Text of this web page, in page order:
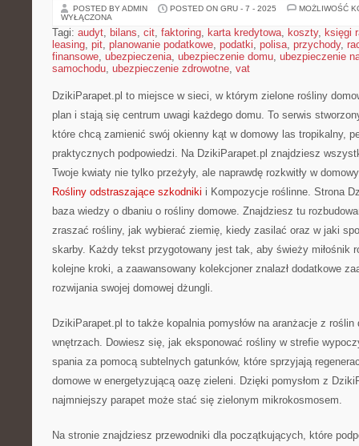
POSTED BY ADMIN POSTED ON GRU - 7 - 2025
MOŻLIWOŚĆ
WYŁĄCZONA
Tagi: audyt, bilans, cit, faktoring, karta kredytowa, koszty, księgi
leasing, pit, planowanie podatkowe, podatki, polisa, przychody,
finansowe, ubezpieczenia, ubezpieczenie domu, ubezpieczenie
samochodu, ubezpieczenie zdrowotne, vat
DzikiParapet.pl to miejsce w sieci, w którym zielone rośliny
plan i stają się centrum uwagi każdego domu. To serwis
które chcą zamienić swój okienny kąt w domowy las tropikalny,
praktycznych podpowiedzi. Na DzikiParapet.pl znajdziesz
Twoje kwiaty nie tylko przeżyły, ale naprawdę rozkwitły w
Rośliny odstraszające szkodniki i Kompozycje roślinne. Strona
baza wiedzy o dbaniu o rośliny domowe. Znajdziesz tu
zraszać rośliny, jak wybierać ziemię, kiedy zasilać oraz w jaki
skarby. Każdy tekst przygotowany jest tak, aby świeży miłośnik
kolejne kroki, a zaawansowany kolekcjoner znalazł dodatkowe
rozwijania swojej domowej dżungli.
DzikiParapet.pl to także kopalnia pomysłów na aranżacje z
wnętrzach. Dowiesz się, jak eksponować rośliny w strefie
spania za pomocą subtelnych gatunków, które sprzyjają
domowe w energetyzującą oazę zieleni. Dzięki pomysłom z
najmniejszy parapet może stać się zielonym mikrokosmosem.
Na stronie znajdziesz przewodniki dla początkujących, które